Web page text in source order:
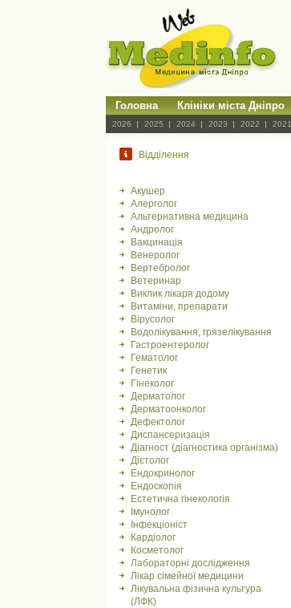
Головна Клініки міста Дніпро
2026 2025 2024 2023 2022 2021
Відділення
Акушер
Алерголог
Альтернативна медицина
Андролог
Вакцинація
Венеролог
Вертебролог
Ветеринар
Виклик лікаря додому
Витаміни, препарати
Вірусолог
Водолікування, грязелікування
Гастроентеролог
Гематолог
Генетик
Гінеколог
Дерматолог
Дерматоонколог
Дефектолог
Диспансеризація
Діагност (діагностика організма)
Дієтолог
Ендокринолог
Ендоскопія
Естетична гінекологія
Імунолог
Інфекціоніст
Кардіолог
Косметолог
Лабораторні дослідження
Лікар сімейної медицини
Лікувальна фізична культура
(ЛФК)